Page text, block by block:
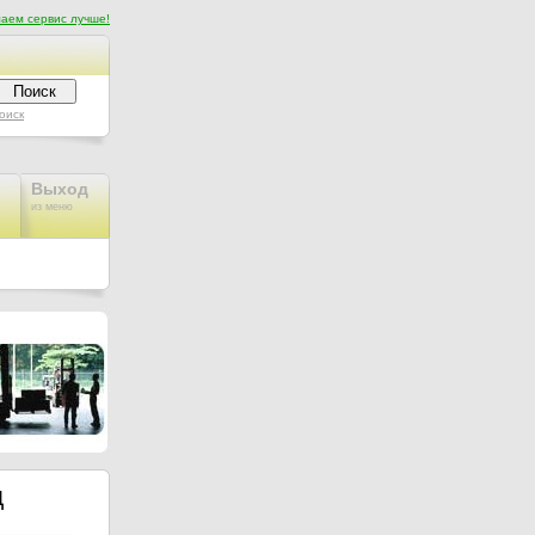
сервис лучше!
Выход
из меню